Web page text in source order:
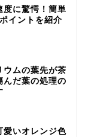
度に驚愕！簡単
イントを紹介
ウムの葉先が茶
んだ葉の処理の
愛いオレンジ色